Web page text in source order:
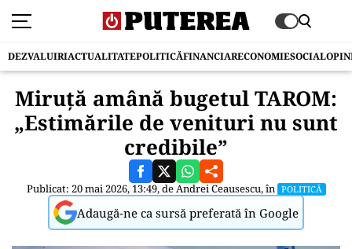
DEZVALUIRIACTUALITATEPOLITICĂFINANCIARECONOMIESOCIAL
Miruță amână bugetul TAROM:
„Estimările de venituri nu sunt
credibile”
Publicat: 20 mai 2026, 13:49, deAndrei Ceausescu, în POLITICĂ
Adaugă-ne ca sursă preferată în Google